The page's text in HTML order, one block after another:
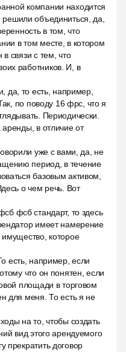
компании находится
объединиться, да,
в том, что
в том месте, в котором
связи с тем, что
работников. И, в
да, то есть, например,
по поводу 16 фрс, что я
Периодически.
в отличие от
уже с вами, да, не
период, в течение
базовым активом,
о чем речь. Вот
фсб стандарт, то здесь
имеет намерение
имущество, которое
есть, например, если
что он понятен, если
площади в торговом
для меня. То есть я не
на то, чтобы создать
вид этого арендуемого
договор